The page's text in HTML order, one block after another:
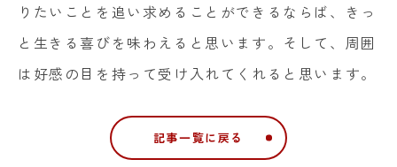
りたいことを追い求めることができるならば、きっ
と生きる喜びを味わえると思います。そして、周囲
は好感の目を持って受け入れてくれると思います。
記事一覧に戻る